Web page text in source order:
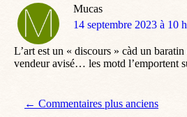
Mucas
dit
14 septembre 2023 à 10
L’art est un « discours » càd un
vendeur avisé… les motd l’emportent
Navigation de
← Commentaires plus anciens